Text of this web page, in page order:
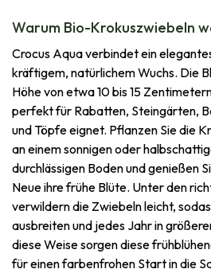
Warum Bio-Krokuszwiebeln
Crocus Aqua verbindet ein
kräftigem, natürlichem Wuchs. Die
Höhe von etwa 10 bis 15
perfekt für Rabatten, Steingärten,
und Töpfe eignet. Pflanzen Sie die
an einem sonnigen oder
durchlässigen Boden und genießen
Neue ihre frühe Blüte. Unter den
verwildern die Zwiebeln leicht,
ausbreiten und jedes Jahr in
diese Weise sorgen diese
für einen farbenfrohen Start in die